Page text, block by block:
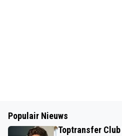
Populair Nieuws
Toptransfer